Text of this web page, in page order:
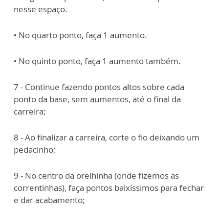
nesse espaço.
• No quarto ponto, faça 1 aumento.
• No quinto ponto, faça 1 aumento também.
7 - Continue fazendo pontos altos sobre cada
ponto da base, sem aumentos, até o final da
carreira;
8 - Ao finalizar a carreira, corte o fio deixando um
pedacinho;
9 - No centro da orelhinha (onde fizemos as
correntinhas), faça pontos baixíssimos para fechar
e dar acabamento;